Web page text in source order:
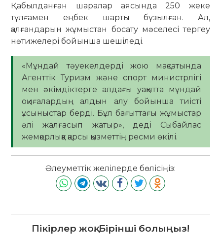
Қабылданған шаралар аясында 250 жеке
тұлғамен еңбек шарты бұзылған. Ал,
қалғандарын жұмыстан босату мәселесі тергеу
нәтижелері бойынша шешіледі.
«Мұндай тәуекелдерді жою мақсатында
Агенттік Туризм және спорт министрлігі
мен әкімдіктерге алдағы уақытта мұндай
оқиғалардың алдын алу бойынша тиісті
ұсыныстар берді. Бұл бағыттағы жұмыстар
әлі жалғасып жатыр», деді Сыбайлас
жемқорлыққа қарсы қызметтің ресми өкілі.
Әлеуметтік желілерде бөлісіңіз:
Пікірлер жоқ. Бірінші болыңыз!